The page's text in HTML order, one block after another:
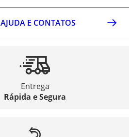
AJUDA E CONTATOS
Entrega
Rápida e Segura